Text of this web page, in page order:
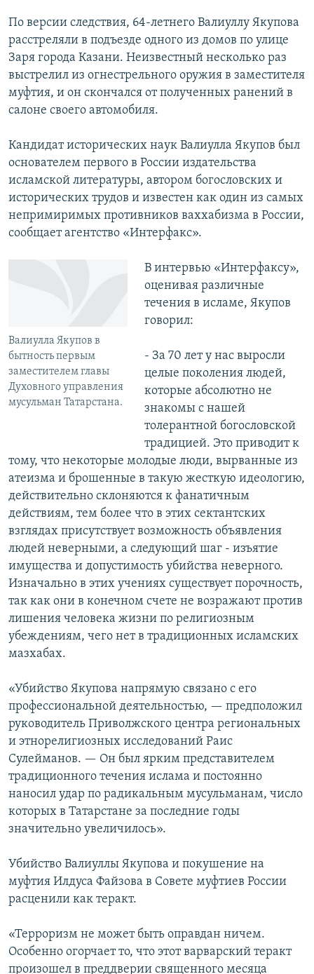
По версии следствия, 64-летнего Валиуллу Якупова
расстреляли в подъезде одного из домов по улице
Заря города Казани. Неизвестный несколько раз
выстрелил из огнестрельного оружия в заместителя
муфтия, и он скончался от полученных ранений в
салоне своего автомобиля.
Кандидат исторических наук Валиулла Якупов был
основателем первого в России издательства
исламской литературы, автором богословских и
исторических трудов и известен как один из самых
непримиримых противников ваххабизма в России,
сообщает агентство «Интерфакс».
Валиулла Якупов в
бытность первым
заместителем главы
Духовного управления
мусульман Татарстана.
В интервью «Интерфаксу»,
оценивая различные
течения в исламе, Якупов
говорил:
- За 70 лет у нас выросли
целые поколения людей,
которые абсолютно не
знакомы с нашей
толерантной богословской
традицией. Это приводит к
тому, что некоторые молодые люди, вырванные из
атеизма и брошенные в такую жесткую идеологию,
действительно склоняются к фанатичным
действиям, тем более что в этих сектантских
взглядах присутствует возможность объявления
людей неверными, а следующий шаг - изъятие
имущества и допустимость убийства неверного.
Изначально в этих учениях существует порочность,
так как они в конечном счете не возражают против
лишения человека жизни по религиозным
убеждениям, чего нет в традиционных исламских
мазхабах.
«Убийство Якупова напрямую связано с его
профессиональной деятельностью, — предположил
руководитель Приволжского центра региональных
и этнорелигиозных исследований Раис
Сулейманов. — Он был ярким представителем
традиционного течения ислама и постоянно
наносил удар по радикальным мусульманам, число
которых в Татарстане за последние годы
значительно увеличилось».
Убийство Валиуллы Якупова и покушение на
муфтия Илдуса Файзова в Совете муфтиев России
расценили как теракт.
«Терроризм не может быть оправдан ничем.
Особенно огорчает то, что этот варварский теракт
произошел в преддверии священного месяца